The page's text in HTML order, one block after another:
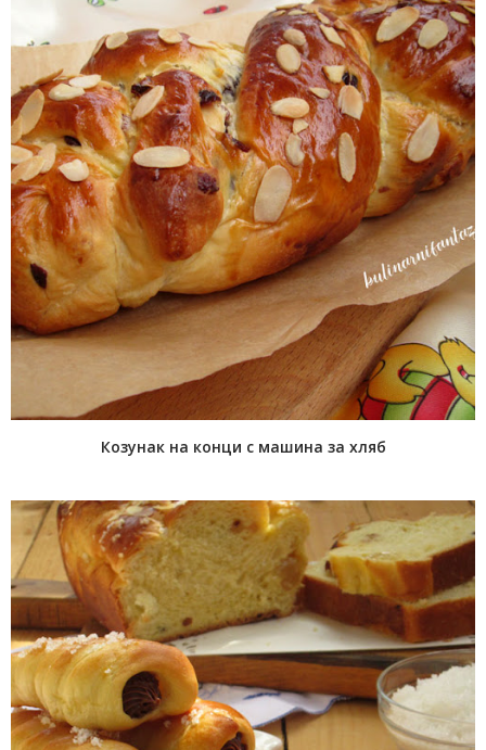
Козунак на конци с машина за хляб